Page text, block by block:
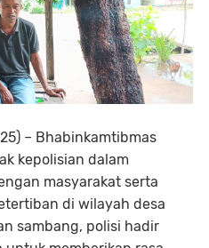
– Bhabinkamtibmas
kepolisian dalam
masyarakat serta
di wilayah desa
sambang, polisi hadir